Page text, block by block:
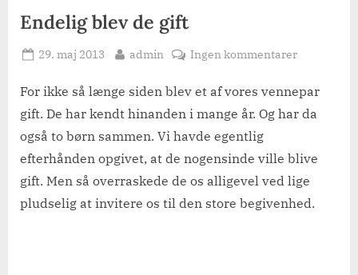
Endelig blev de gift
Posted
29. maj 2013 By
admin Ingen kommentarertil
blev
de
For ikke så længe siden blev et af vores vennepar
gift. De har kendt hinanden i mange år. Og har da
også to børn sammen. Vi havde egentlig
efterhånden opgivet, at de nogensinde ville blive
gift. Men så overraskede de os alligevel ved lige
pludselig at invitere os til den store begivenhed.